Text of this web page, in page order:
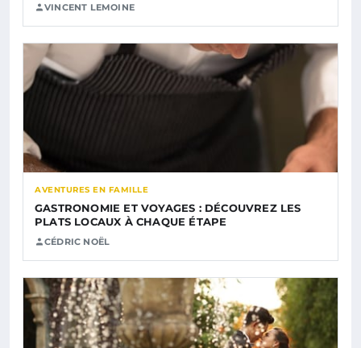
VINCENT LEMOINE
AVENTURES EN FAMILLE
GASTRONOMIE ET VOYAGES : DÉCOUVREZ LES
PLATS LOCAUX À CHAQUE ÉTAPE
CÉDRIC NOËL